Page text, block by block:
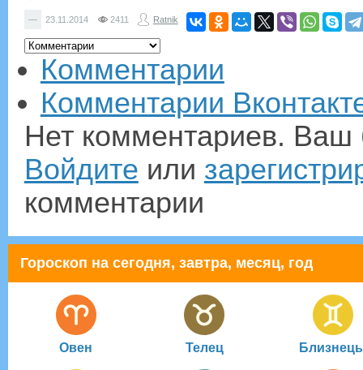
— 23.11.2014 2411 Ratnik
Комментарии
Комментарии
Нет комментариев. Ваш
Войдите или
комментарии
Гороскоп на сегодня, завтра, месяц, год
Овен Телец